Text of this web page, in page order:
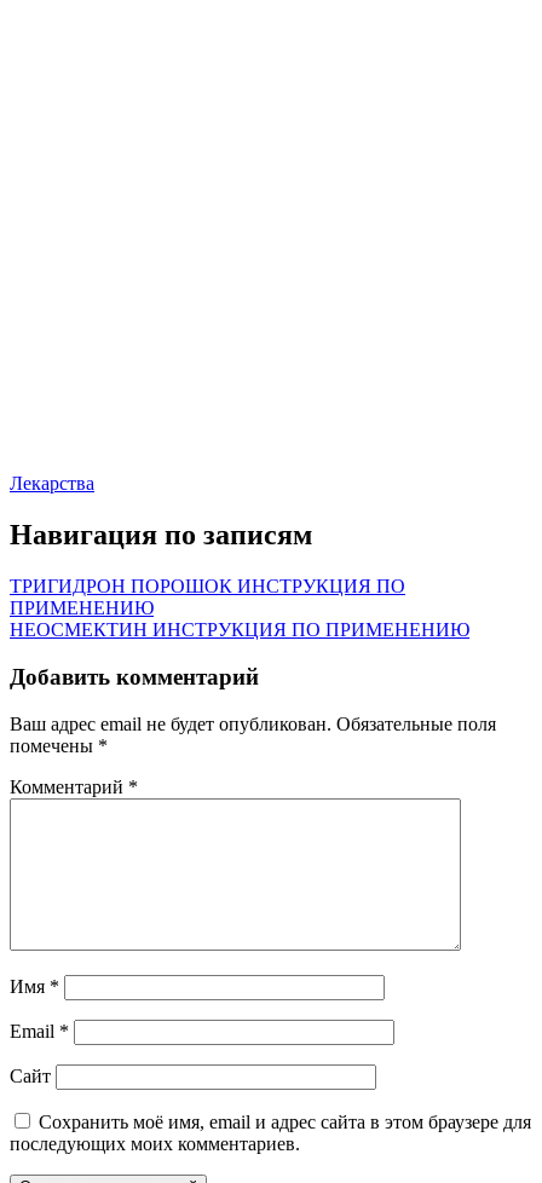
Лекарства
Навигация по записям
ТРИГИДРОН ПОРОШОК ИНСТРУКЦИЯ ПО
ПРИМЕНЕНИЮ
НЕОСМЕКТИН ИНСТРУКЦИЯ ПО ПРИМЕНЕНИЮ
Добавить комментарий
Ваш адрес email не будет опубликован. Обязательные поля
помечены *
Комментарий *
Имя *
Email *
Сайт
Сохранить моё имя, email и адрес сайта в этом браузере для
последующих моих комментариев.